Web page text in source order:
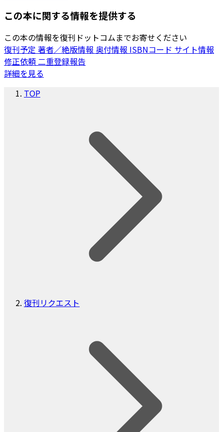
この本に関する情報を提供する
この本の情報を復刊ドットコムまでお寄せください
復刊予定 著者／絶版情報 奥付情報 ISBNコード サイト情報
修正依頼二重登録報告
詳細を見る
TOP
復刊リクエスト